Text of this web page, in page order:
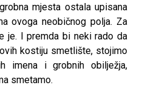
mjesta ostala upisana
ovoga neobičnog polja. Za
je. I premda bi neki rado da
kostiju smetlište, stojimo
imena i grobnih obilježja,
smetamo.